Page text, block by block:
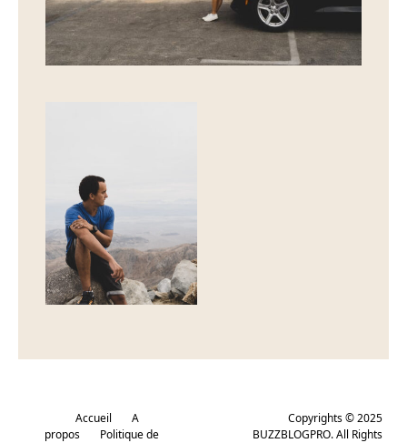
Accueil
A
propos
Politique de
Copyrights © 2025
BUZZBLOGPRO. All Rights